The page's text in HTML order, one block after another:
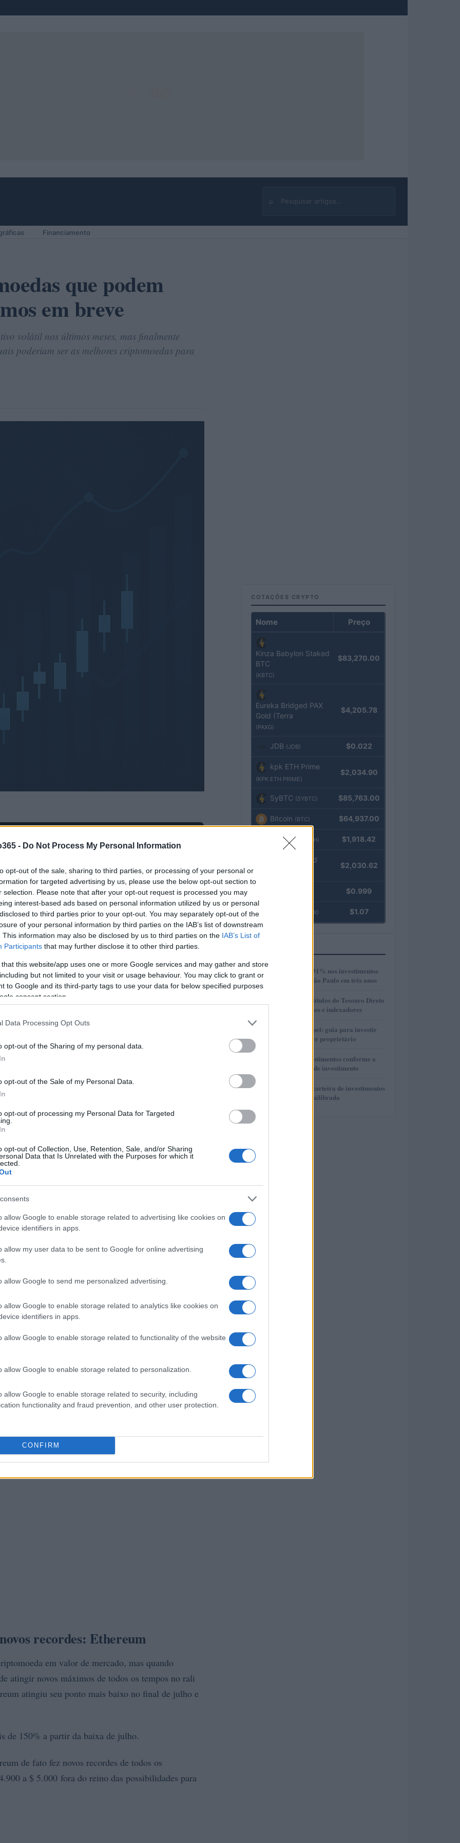
- Do Not Process My Personal Information
opt-out of the sale, sharing to third parties, or processing of your personal or
for targeted advertising by us, please use the below opt-out section to
selection. Please note that after your opt-out request is processed you may
interest-based ads based on personal information utilized by us or personal
to third parties prior to your opt-out. You may separately opt-out of the
of your personal information by third parties on the IAB’s list of downstream
This information may also be disclosed by us to third parties on the IAB’s List of
Participants that may further disclose it to other third parties.
that this website/app uses one or more Google services and may gather and store
but not limited to your visit or usage behaviour. You may click to grant or
to Google and its third-party tags to use your data for below specified purposes
consent section.
Data Processing Opt Outs
opt-out of the Sharing of my personal data.
opt-out of the Sale of my Personal Data.
opt-out of processing my Personal Data for Targeted
opt-out of Collection, Use, Retention, Sale, and/or Sharing
Data that Is Unrelated with the Purposes for which it
allow Google to enable storage related to advertising like cookies on
identifiers in apps.
allow my user data to be sent to Google for online advertising
allow Google to send me personalized advertising.
allow Google to enable storage related to analytics like cookies on
identifiers in apps.
allow Google to enable storage related to functionality of the website
allow Google to enable storage related to personalization.
allow Google to enable storage related to security, including
functionality and fraud prevention, and other user protection.
CONFIRM
⌕
Buscar
Financiamento
que podem
em breve
volátil nos últimos meses, mas finalmente
poderiam ser as melhores criptomoedas para
POWERED BY AdhubMedia
volátil nos últimos meses, mas finalmente atingiu
ser as melhores criptomoedas para comprar, que
tenha feito novos recordes de todos os
devido ao sentimento de oscilação, a
Dimon argumenta que não vale a pena , e talvez
são, tecnicamente falando. Afinal, o dólar é
o iene e o franco suíço.
para fazer novos máximos? Vejamos sete deles:
recordes: Ethereum
em valor de mercado, mas quando
atingir novos máximos de todos os tempos no rali
atingiu seu ponto mais baixo no final de julho e
de 150% a partir da baixa de julho.
de fato fez novos recordes de todos os
a $ 5.000 fora do reino das possibilidades para
COTAÇÕES CRYPTO
Nome Preço
Kinza Babylon Staked
BTC
(KBTC)
$83,270.00
Eureka Bridged PAX
Gold (Terra
(PAXG)
$4,205.78
JDB (JDB) $0.022
kpk ETH Prime
(KPK ETH PRIME)
$2,034.90
SyBTC (SYBTC) $85,763.00
Bitcoin (BTC) $64,937.00
Ethereum (ETH) $1,918.42
kpk ETH Yield
$2,030.62
$0.999
(USDEX) $1.07
1
Crescimento de 131% nos investimentos
imobiliários em São Paulo em três anos
2
Como selecionar títulos do Tesouro Direto
com base em prazos e indexadores
3
FIIs de tijolo e papel: guia para investir
em imóveis sem ser proprietário
Como alocar investimentos conforme a
idade e horizonte de investimento
5
Como criar uma carteira de investimentos
diversificada e equilibrada